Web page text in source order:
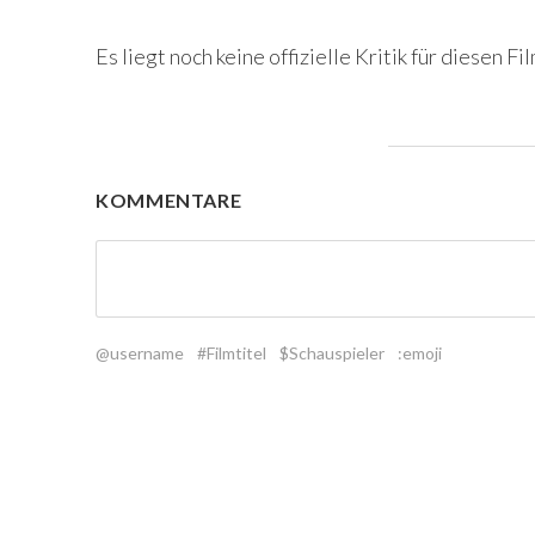
Es liegt noch keine offizielle Kritik für diesen
KOMMENTARE
@username #Filmtitel $Schauspieler :emoji